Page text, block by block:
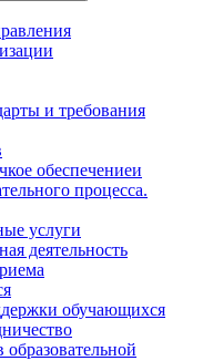
и требования
обеспечениеи
процесса.
услуги
деятельность
обучающихся